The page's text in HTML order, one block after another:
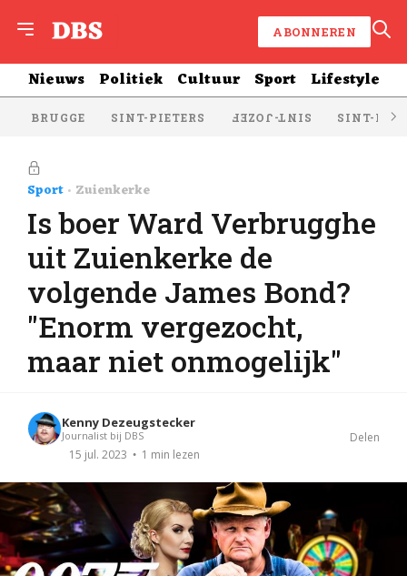
ABONNEREN
Nieuws Politiek Cultuur Sport Lifestyle
BRUGGE SINT-PIETERS SINT-JOZEF SINT-
Sport Zuienkerke
Is boer Ward Verbrugghe
uit Zuienkerke de
volgende James Bond?
"Enorm vergezocht,
maar niet onmogelijk"
Kenny Dezeugstecker
Journalist bij DBS
15 jul. 2023 1 min lezen
Delen